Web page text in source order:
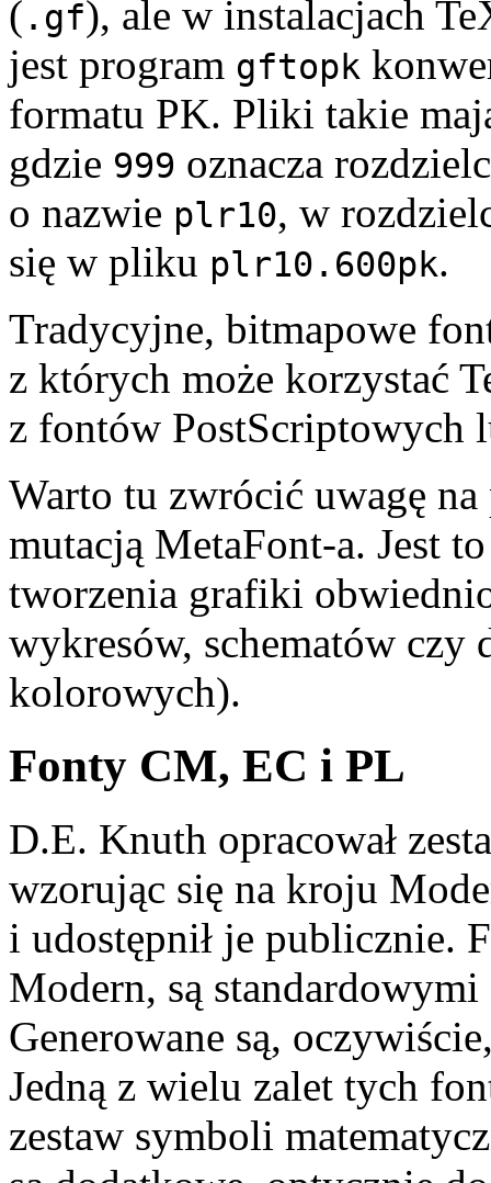
( .gf), ale w instalacjach
jest program gftopk
formatu PK. Pliki takie
gdzie 999 oznacza
o nazwie plr10, w
się w pliku plr10.600pk.
Tradycyjne, bitmapowe
z których może korzystać
z fontów PostScriptowych
Warto tu zwrócić uwagę
mutacją MetaFont-a. Jest
tworzenia grafiki
wykresów, schematów czy
kolorowych).
Fonty CM, EC i PL
D.E. Knuth opracował
wzorując się na kroju
i udostępnił je publicznie.
Modern, są
Generowane są,
Jedną z wielu zalet tych
zestaw symboli